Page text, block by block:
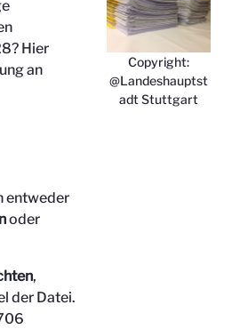
Hier
an
entweder
oder
,
der Datei.
Copyright:
@Landeshauptst
adt Stuttgart